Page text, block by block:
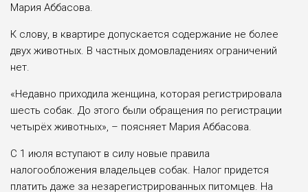
Мария Аббасова.
К слову, в квартире допускается содержание не более
двух животных. В частных домовладениях ограничений
нет.
«Недавно приходила женщина, которая регистрировала
шесть собак. До этого были обращения по регистрации
четырёх животных», – поясняет Мария Аббасова.
С 1 июля вступают в силу новые правила
налогообложения владельцев собак. Налог придется
платить даже за незарегистрированных питомцев. На